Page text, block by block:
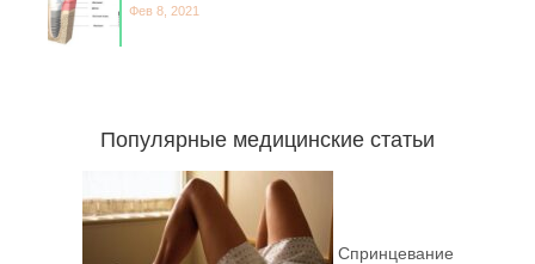
Фев 8, 2021
Популярные медицинские статьи
Спринцевание